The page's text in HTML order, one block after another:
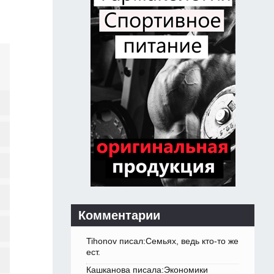
Комментарии
Tihonov писал:Семьях, ведь кто-то же
ест.
Кашканова писала:Экономики